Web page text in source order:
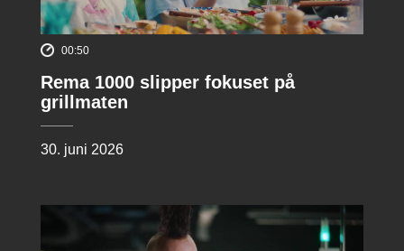
00:50
Rema 1000 slipper fokuset på
grillmaten
30. juni 2026